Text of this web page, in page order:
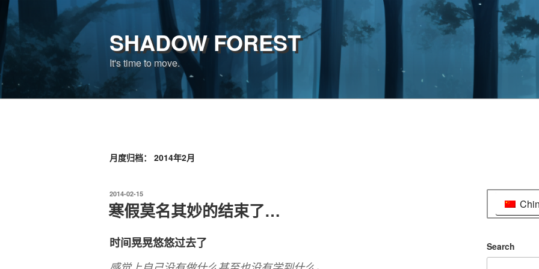
跳
至
容
SHADOW FOREST
It's time to move.
月度归档：2014年2月
发
布
于
2014-02-15
寒假莫名其妙的结束了…
时间晃晃悠悠过去了 Search